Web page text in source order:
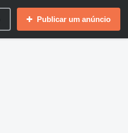
Publicar um anúncio